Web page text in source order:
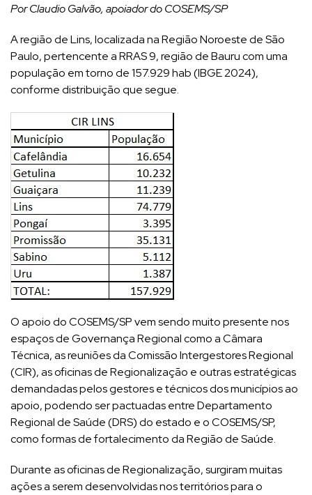
Por Claudio Galvão, apoiador do COSEMS/SP
A região de Lins, localizada na Região Noroeste de São
Paulo, pertencente a RRAS 9, região de Bauru com uma
população em torno de 157.929 hab (IBGE 2024),
conforme distribuição que segue.
O apoio do COSEMS/SP vem sendo muito presente nos
espaços de Governança Regional como a Câmara
Técnica, as reuniões da Comissão Intergestores Regional
(CIR), as oficinas de Regionalização e outras estratégicas
demandadas pelos gestores e técnicos dos municípios ao
apoio, podendo ser pactuadas entre Departamento
Regional de Saúde (DRS) do estado e o COSEMS/SP,
como formas de fortalecimento da Região de Saúde.
Durante as oficinas de Regionalização, surgiram muitas
ações a serem desenvolvidas nos territórios para o